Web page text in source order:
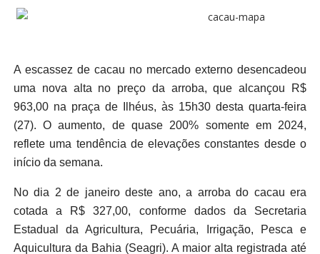
A escassez de cacau no mercado externo desencadeou
uma nova alta no preço da arroba, que alcançou R$
963,00 na praça de Ilhéus, às 15h30 desta quarta-feira
(27). O aumento, de quase 200% somente em 2024,
reflete uma tendência de elevações constantes desde o
início da semana.
No dia 2 de janeiro deste ano, a arroba do cacau era
cotada a R$ 327,00, conforme dados da Secretaria
Estadual da Agricultura, Pecuária, Irrigação, Pesca e
Aquicultura da Bahia (Seagri). A maior alta registrada até